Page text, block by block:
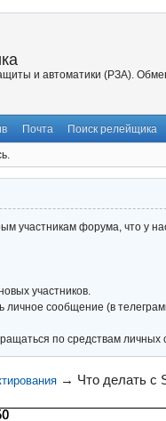
и автоматики (РЗА).
Почта Поиск релейщика
участникам форума, что у
участников.
личное сообщение (в
по средствам
→ Что делать с